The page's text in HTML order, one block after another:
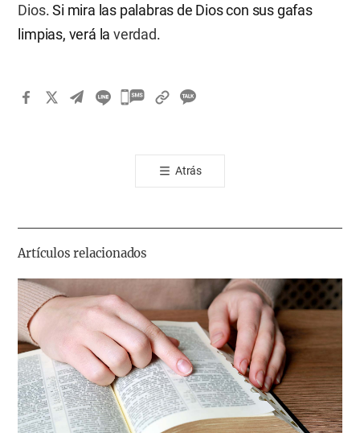
Dios. Si mira las palabras de Dios con sus gafas
limpias, verá la verdad.
카
톡
공
기
Atrás
Artículos relacionados